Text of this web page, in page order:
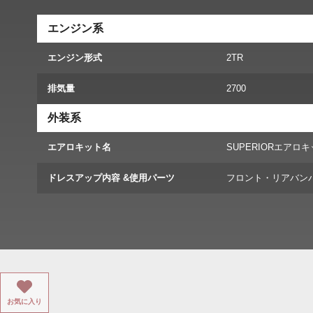
エンジン系
エンジン形式 2TR
排気量 2700
外装系
エアロキット名 SUPERIORエアロキ
ドレスアップ内容 &使用パーツ フロント・リアバン
お気に入り